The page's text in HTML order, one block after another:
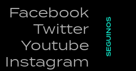
Facebook
Twitter
Youtube
Instagram
SEGUINOS